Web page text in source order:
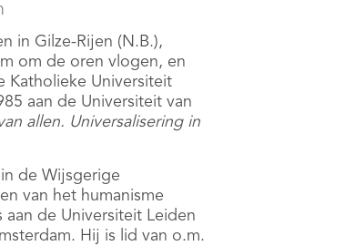
in Gilze-Rijen (N.B.),
om de oren vlogen, en
Katholieke Universiteit
aan de Universiteit van
allen. Universalisering in
de Wijsgerige
van het humanisme
de Universiteit Leiden
Hij is lid van o.m.